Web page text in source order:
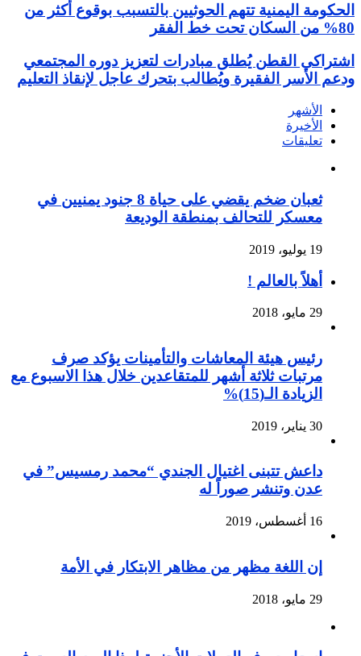
الحكومة اليمنية تتهم الحوثيين بالتسبب بوقوع أكثر من
80% من السكان تحت خط الفقر
اشتراكي القطن يُطلق مبادرات لتعزيز دوره المجتمعي
ودعم الأسر الفقيرة ويُطالب بتحرك عاجل لإنقاذ التعليم
الأشهر
الأخيرة
تعليقات
ثعبان ضخم يقضي على حياة 8 جنود يمنيين في
معسكر للتحالف بمنطقة الوديعة
19 يوليو، 2019
أهلاً بالعالم !
29 مايو، 2018
رئيس هيئة المعاشات والتأمينات يؤكد صرف
مرتبات ثلاثة أشهر للمتقاعدين خلال هذا الاسبوع مع
الزيادة الـ(15)%
30 يناير، 2019
داعش تتبنى اغتيال الجندي “محمد رمسيس” في
عدن وتنشر صوراً له
16 أغسطس، 2019
إن اللغة مظهر من مظاهر الابتكار في الأمة
29 مايو، 2018